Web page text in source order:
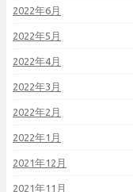
2022年6月
2022年5月
2022年4月
2022年3月
2022年2月
2022年1月
2021年12月
2021年11月